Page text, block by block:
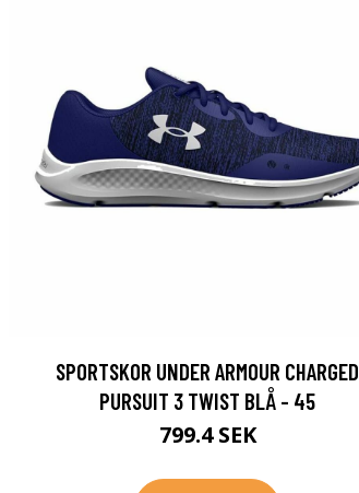
SPORTSKOR UNDER ARMOUR CHARGED
PURSUIT 3 TWIST BLÅ - 45
799.4 SEK